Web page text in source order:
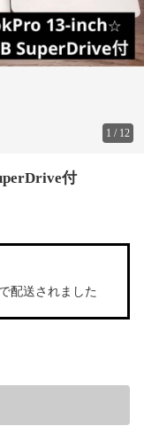
1 / 12
付
で配送されました